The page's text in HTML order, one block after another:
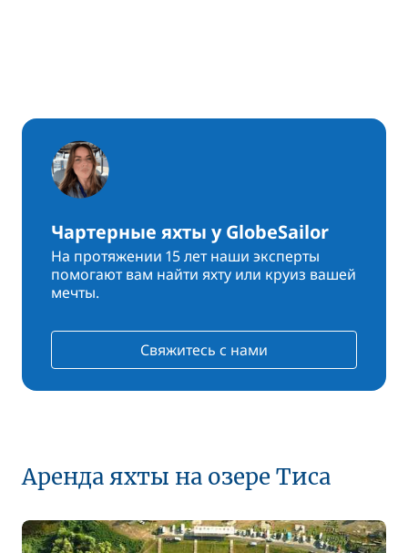
Чартерные яхты у GlobeSailor
На протяжении 15 лет наши эксперты
помогают вам найти яхту или круиз вашей
мечты.
Свяжитесь с нами
Аренда яхты на озере Тиса